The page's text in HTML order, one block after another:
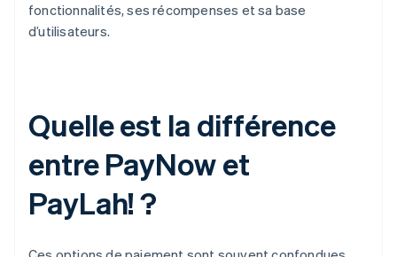
fonctionnalités, ses récompenses et sa base
d’utilisateurs.
Quelle est la différence
entre PayNow et
PayLah! ?